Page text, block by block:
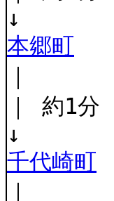
↓
本郷町
｜ 約1分
↓
千代崎町